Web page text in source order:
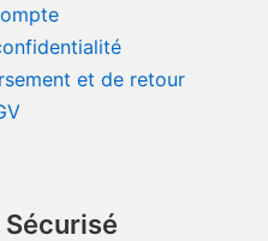
et de retour